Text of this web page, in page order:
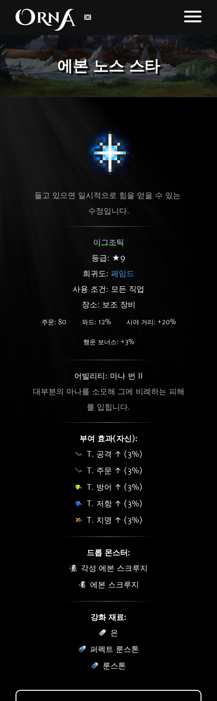
에본 노스 스타
들고 있으면 일시적으로 힘을 얻을 수 있는
수정입니다.
이그조틱
등급: ★9
희귀도: 페임드
사용 조건: 모든 직업
장소: 보조 장비
주문: 80 와드: 12% 시야 거리: +20%
행운 보너스: +3%
어빌리티: 마나 번 II
대부분의 마나를 소모해 그에 비례하는 피해
를 입힙니다.
부여 효과(자신):
T. 공격 ↑ (3%)
T. 주문 ↑ (3%)
T. 방어 ↑ (3%)
T. 저항 ↑ (3%)
T. 치명 ↑ (3%)
드롭 몬스터:
각성 에본 스크루지
에본 스크루지
강화 재료:
은
퍼펙트 룬스톤
룬스톤